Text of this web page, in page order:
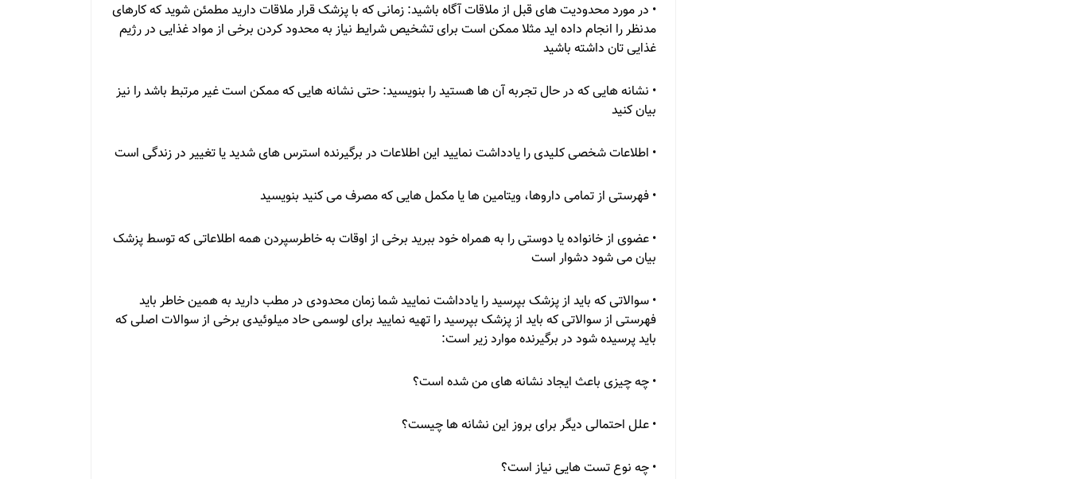
• در مورد محدودیت های قبل از ملاقات آگاه باشید: زمانی که با پزشک قرار ملاقات دارید مطمئن شوید که کارهای
مدنظر را انجام داده اید مثلا ممکن است برای تشخیص شرایط نیاز به محدود کردن برخی از مواد غذایی در رژیم
غذایی تان داشته باشید
• نشانه هایی که در حال تجربه آن ها هستید را بنویسید: حتی نشانه هایی که ممکن است غیر مرتبط باشد را نیز
بیان کنید
• اطلاعات شخصی کلیدی را یادداشت نمایید این اطلاعات در برگیرنده استرس های شدید یا تغییر در زندگی است
• فهرستی از تمامی داروها، ویتامین ها یا مکمل هایی که مصرف می کنید بنویسید
• عضوی از خانواده یا دوستی را به همراه خود ببرید برخی از اوقات به خاطرسپردن همه اطلاعاتی که توسط پزشک
بیان می شود دشوار است
• سوالاتی که باید از پزشک بپرسید را یادداشت نمایید شما زمان محدودی در مطب دارید به همین خاطر باید
فهرستی از سوالاتی که باید از پزشک بپرسید را تهیه نمایید برای لوسمی حاد میلوئیدی برخی از سوالات اصلی که
باید پرسیده شود در برگیرنده موارد زیر است:
• چه چیزی باعث ایجاد نشانه های من شده است؟
• علل احتمالی دیگر برای بروز این نشانه ها چیست؟
• چه نوع تست هایی نیاز است؟